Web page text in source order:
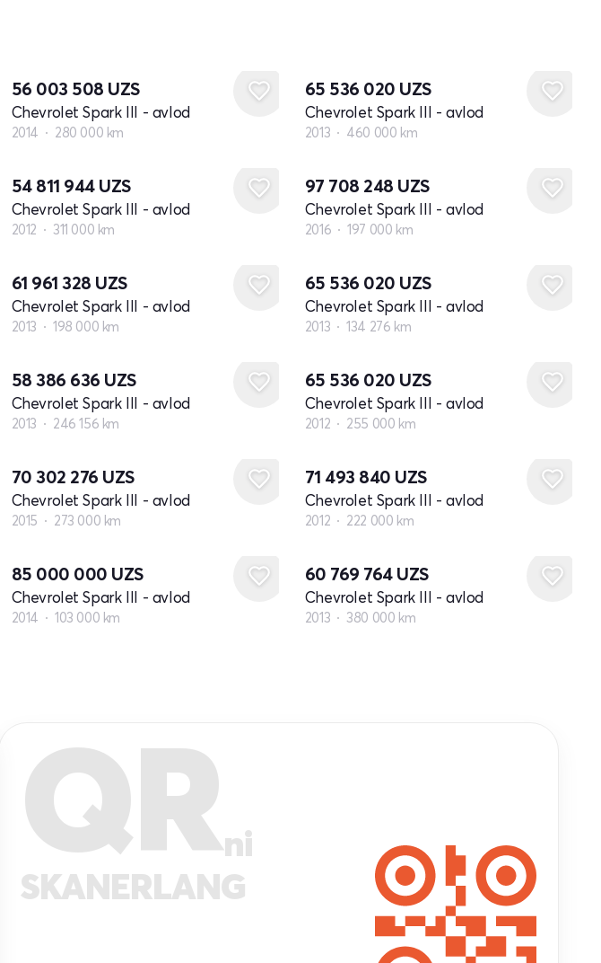
56 003 508 UZS
Chevrolet Spark III - avlod
2014 280 000 km
65 536 020 UZS
Chevrolet Spark III - avlod
2013 460 000 km
54 811 944 UZS
Chevrolet Spark III - avlod
2012 311 000 km
97 708 248 UZS
Chevrolet Spark III - avlod
2016 197 000 km
61 961 328 UZS
Chevrolet Spark III - avlod
2013 198 000 km
65 536 020 UZS
Chevrolet Spark III - avlod
2013 134 276 km
58 386 636 UZS
Chevrolet Spark III - avlod
2013 246 156 km
65 536 020 UZS
Chevrolet Spark III - avlod
2012 255 000 km
70 302 276 UZS
Chevrolet Spark III - avlod
2015 273 000 km
71 493 840 UZS
Chevrolet Spark III - avlod
2012 222 000 km
85 000 000 UZS
Chevrolet Spark III - avlod
2014 103 000 km
60 769 764 UZS
Chevrolet Spark III - avlod
2013 380 000 km
QRni
SKANERLANG